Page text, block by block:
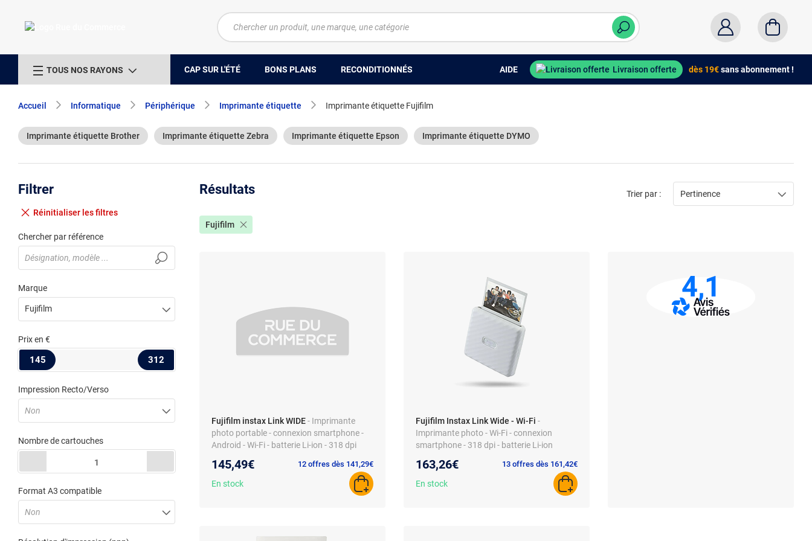
TOUS NOS RAYONS CAP SUR L'ÉTÉ BONS PLANS RECONDITIONNÉS AIDE Livraison offerte dès 19€sans abonnement !
Accueil Informatique Périphérique Imprimante étiquette Imprimante étiquette Fujifilm
Imprimante étiquette Brother Imprimante étiquette Zebra Imprimante étiquette Epson Imprimante étiquette DYMO
Filtrer
Réinitialiser les filtres
Chercher par référence
Marque
Fujifilm
Prixen €
145 312
Impression Recto/Verso
Non
Nombre de cartouches
1
Format A3 compatible
Non
Résultats
Fujifilm
Trier par : Pertinence
Fujifilm instax Link WIDE- Imprimante
photo portable - connexion smartphone -
Android - Wi-Fi - batterie Li-ion - 318 dpi
145,49€ 12 offres dès 141,29€
En stock
AJOUTER AU PANIER
Fujifilm Instax Link Wide - Wi-Fi -
Imprimante photo - Wi-Fi - connexion
smartphone - 318 dpi - batterie Li-ion
163,26€ 13 offres dès 161,42€
En stock
AJOUTER AU PANIER
4,1